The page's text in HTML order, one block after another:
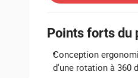
Points forts du
Conception
d'une rotation à 360